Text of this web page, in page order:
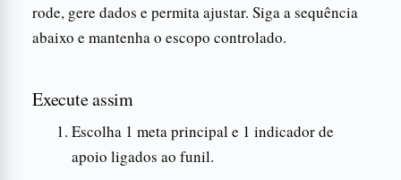
rode, gere dados e permita ajustar. Siga a sequência
abaixo e mantenha o escopo controlado.
Execute assim
Escolha 1 meta principal e 1 indicador de
apoio ligados ao funil.